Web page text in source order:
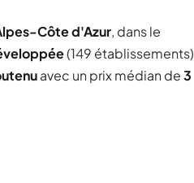
Côte d'Azur, dans le
(149 établissements)
avec un prix médian de3